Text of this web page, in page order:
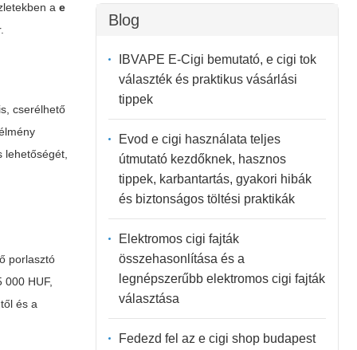
ae
cserélhető
porlasztó
HUF,
és a
Blog
IBVAPE E-Cigi bemutató, e cigi tok
választék és praktikus vásárlási
tippek
Evod e cigi használata teljes
útmutató kezdőknek, hasznos
tippek, karbantartás, gyakori hibák
és biztonságos töltési praktikák
Elektromos cigi fajták
összehasonlítása és a
legnépszerűbb elektromos cigi fajták
választása
Fedezd fel az e cigi shop budapest